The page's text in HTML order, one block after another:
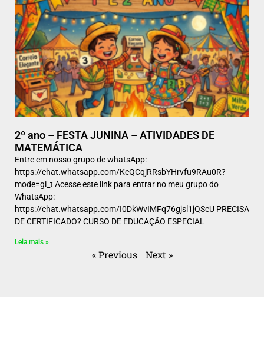
2º ano – FESTA JUNINA – ATIVIDADES DE
MATEMÁTICA
Entre em nosso grupo de whatsApp:
https://chat.whatsapp.com/KeQCqjRRsbYHrvfu9RAu0R?
mode=gi_t Acesse este link para entrar no meu grupo do
WhatsApp:
https://chat.whatsapp.com/I0DkWvIMFq76gjsl1jQScU PRECISA
DE CERTIFICADO? CURSO DE EDUCAÇÃO ESPECIAL
Leia mais »
« Previous Next »